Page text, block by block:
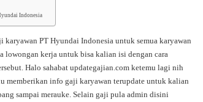
Indonesia
karyawan PT Hyundai Indonesia untuk semua karyawan
lowongan kerja untuk bisa kalian isi dengan cara
Halo sahabat updategajian.com ketemu lagi nih
memberikan info gaji karyawan terupdate untuk kalian
sampai merauke. Selain gaji pula admin disini